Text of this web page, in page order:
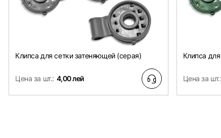
Клипса для сетки затеняющей (серая)
Цена за шт.: 4,00 лей
Клипса
Цена за шт.: